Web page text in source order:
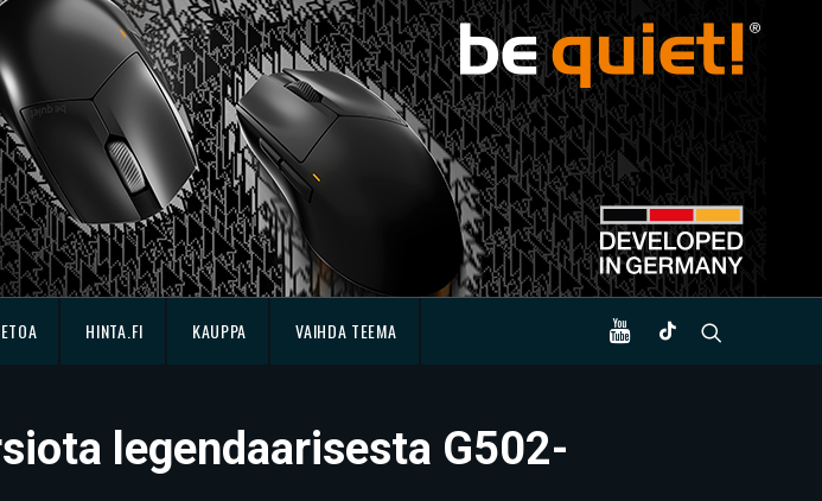
HINTA.FI KAUPPA VAIHDA TEEMA
legendaarisesta G502-